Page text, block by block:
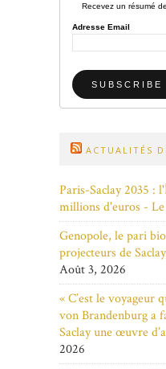
Recevez un résumé
Adresse Email
ACTUALITÉS
Paris-Saclay 2035 :
millions d'euros - Le
Genopole, le pari
projecteurs de
Août 3, 2026
« C’est le voyageur
von Brandenburg a
Saclay une œuvre
2026